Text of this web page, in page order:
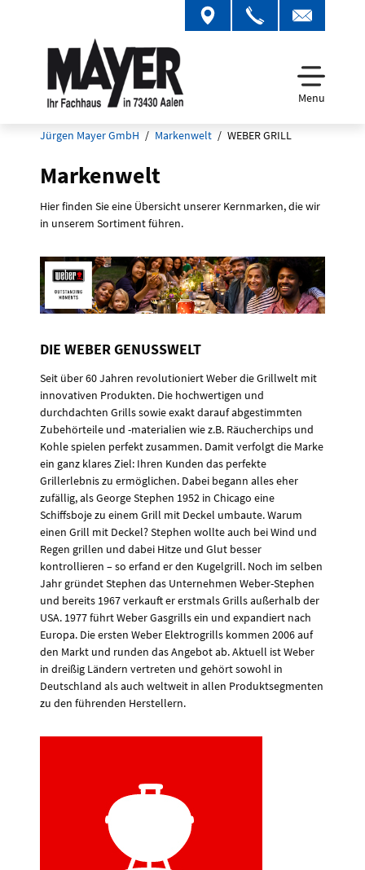
Menu
Jürgen Mayer GmbH Markenwelt WEBER GRILL
Markenwelt
Hier finden Sie eine Übersicht unserer Kernmarken, die wir
in unserem Sortiment führen.
DIE WEBER GENUSSWELT
Seit über 60 Jahren revolutioniert Weber die Grillwelt mit
innovativen Produkten. Die hochwertigen und
durchdachten Grills sowie exakt darauf abgestimmten
Zubehörteile und -materialien wie z.B. Räucherchips und
Kohle spielen perfekt zusammen. Damit verfolgt die Marke
ein ganz klares Ziel: Ihren Kunden das perfekte
Grillerlebnis zu ermöglichen. Dabei begann alles eher
zufällig, als George Stephen 1952 in Chicago eine
Schiffsboje zu einem Grill mit Deckel umbaute. Warum
einen Grill mit Deckel? Stephen wollte auch bei Wind und
Regen grillen und dabei Hitze und Glut besser
kontrollieren – so erfand er den Kugelgrill. Noch im selben
Jahr gründet Stephen das Unternehmen Weber-Stephen
und bereits 1967 verkauft er erstmals Grills außerhalb der
USA. 1977 führt Weber Gasgrills ein und expandiert nach
Europa. Die ersten Weber Elektrogrills kommen 2006 auf
den Markt und runden das Angebot ab. Aktuell ist Weber
in dreißig Ländern vertreten und gehört sowohl in
Deutschland als auch weltweit in allen Produktsegmenten
zu den führenden Herstellern.